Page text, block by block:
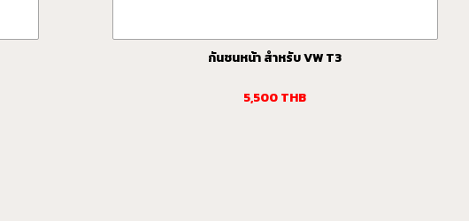
กันชนหน้า สำหรับ VW T3
5,500THB